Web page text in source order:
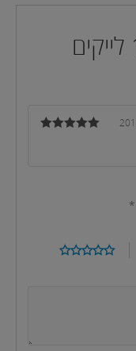
1,000 לייקים
*